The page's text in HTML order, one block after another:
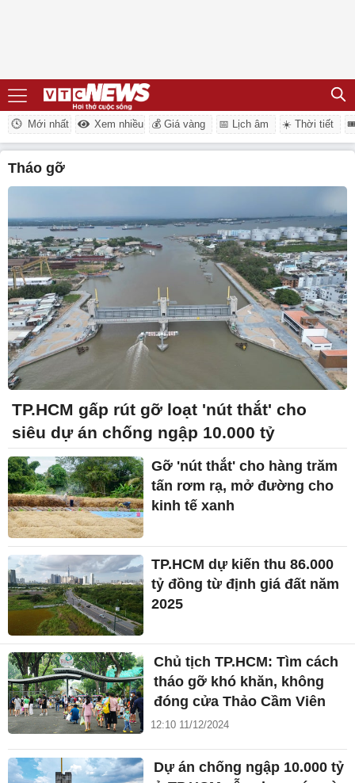
Mới nhất Xem nhiều 💰 Giá vàng 📅 Lịch âm ☀️ Thời tiết
tháo gỡ
TP.HCM gấp rút gỡ loạt 'nút thắt' cho
siêu dự án chống ngập 10.000 tỷ
Gỡ 'nút thắt' cho hàng trăm
tấn rơm rạ, mở đường cho
kinh tế xanh
TP.HCM dự kiến thu 86.000
tỷ đồng từ định giá đất năm
2025
Chủ tịch TP.HCM: Tìm cách
tháo gỡ khó khăn, không
đóng cửa Thảo Cầm Viên
12:10 11/12/2024
Dự án chống ngập 10.000 tỷ